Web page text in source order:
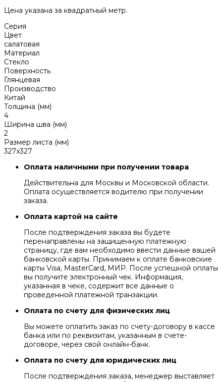
Цена указана за квадратный метр.
Серия
Цвет
салатовая
Материал
Стекло
Поверхность
Глянцевая
Производство
Китай
Толщина (мм)
4
Ширина шва (мм)
2
Размер листа (мм)
327x327
Оплата наличными при получении товара
Действительна для Москвы и Московской области.
Оплата осуществляется водителю при получении
заказа.
Оплата картой на сайте
После подтверждения заказа вы будете
перенаправлены на защищенную платежную
страницу, где вам необходимо ввести данные вашей
банковской карты. Принимаем к оплате банковские
карты Visa, MasterCard, МИР. После успешной оплаты
вы получите электронный чек. Информация,
указанная в чеке, содержит все данные о
проведенной платежной транзакции.
Оплата по счету для физических лиц
Вы можете оплатить заказ по счету-договору в кассе
банка или по реквизитам, указанным в счете-
договоре, через свой онлайн-банк.
Оплата по счету для юридических лиц
После подтверждения заказа, менеджер выставляет